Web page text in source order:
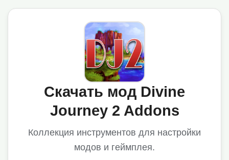
Скачать мод Divine
Journey 2 Addons
Коллекция инструментов для настройки
модов и геймплея.